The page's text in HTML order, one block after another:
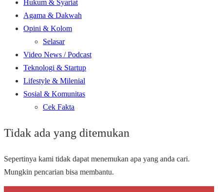
Hukum & Syariat
Agama & Dakwah
Opini & Kolom
Selasar
Video News / Podcast
Teknologi & Startup
Lifestyle & Milenial
Sosial & Komunitas
Cek Fakta
Tidak ada yang ditemukan
Sepertinya kami tidak dapat menemukan apa yang anda cari.
Mungkin pencarian bisa membantu.